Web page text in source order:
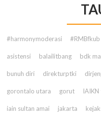
#harmonymoderasi #RMBfkub
asistensi balailitbang bdk
bunuh diri direkturptki
gorontalo utara gorut
iain sultan amai jakarta